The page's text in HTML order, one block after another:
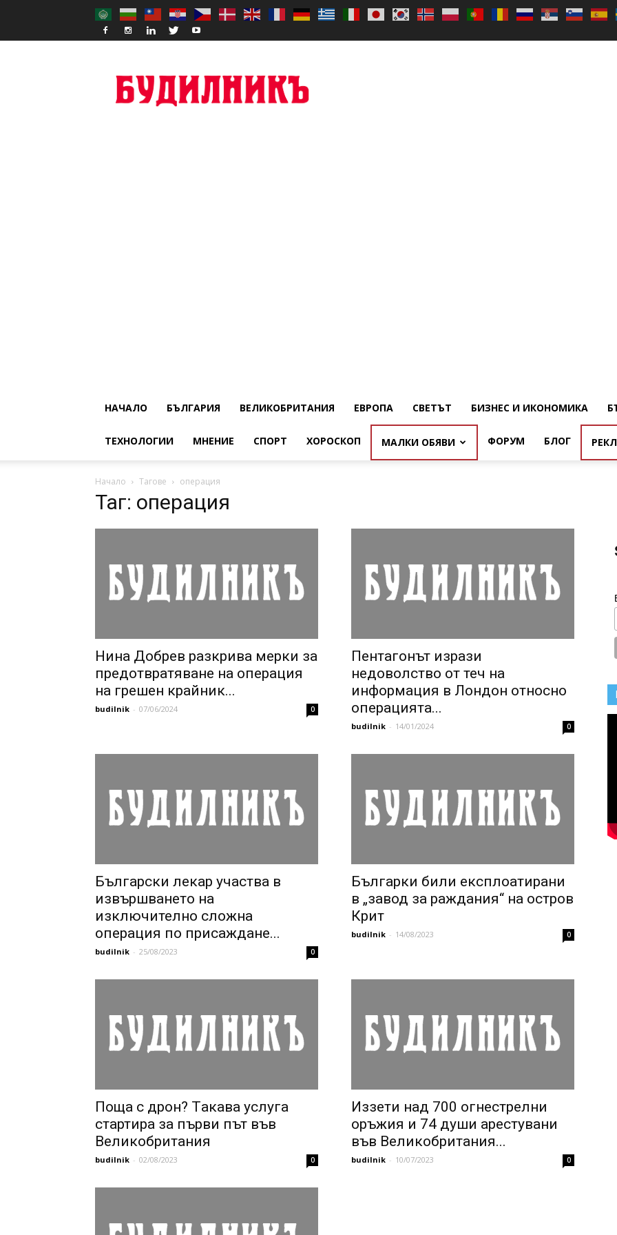
НАЧАЛО БЪЛГАРИЯ ВЕЛИКОБРИТАНИЯ ЕВРОПА СВЕТЪТ БИЗНЕС И ИКОНОМИКА
ТЕХНОЛОГИИ МНЕНИЕ СПОРТ ХОРОСКОП МАЛКИ ОБЯВИ ФОРУМ БЛОГ
Начало Тагове операция
Таг: операция
Нина Добрев разкрива мерки за
предотвратяване на операция
на грешен крайник...
budilnik - 07/06/2024 0
Пентагонът изрази
недоволство от теч на
информация в Лондон относно
операцията...
budilnik - 14/01/2024 0
Български лекар участва в
извършването на
изключително сложна
операция по присаждане...
budilnik - 25/08/2023 0
Българки били експлоатирани
в „завод за раждания“ на остров
Крит
budilnik - 14/08/2023 0
Поща с дрон? Tакава услуга
стартира за първи път във
Великобритания
budilnik - 02/08/2023 0
Иззети над 700 огнестрелни
оръжия и 74 души арестувани
във Великобритания...
budilnik - 10/07/2023 0